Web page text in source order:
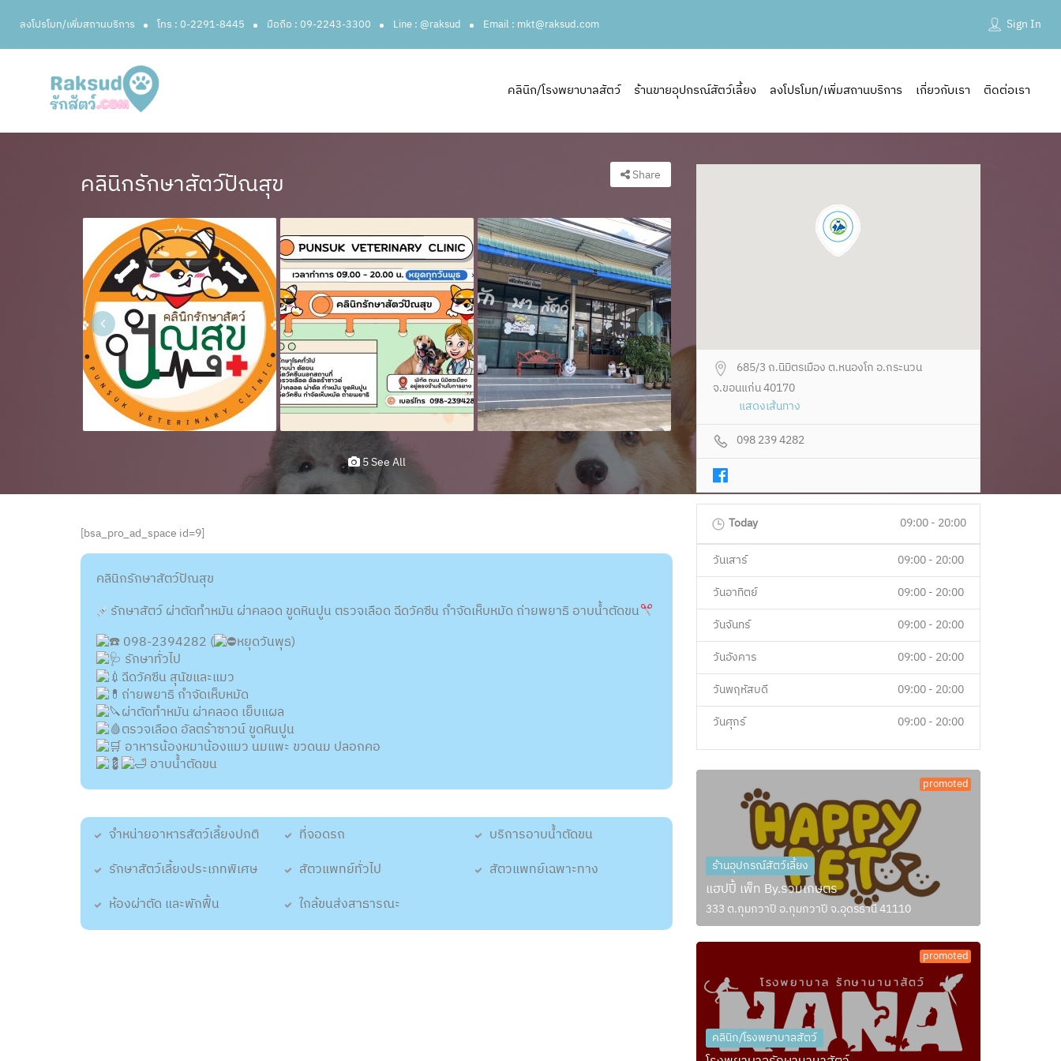
ลงโปรโมท/เพิ่มสถานบริการ โทร : 0-2291-8445 มือถือ : 09-2243-3300 Line : @raksud Email : mkt@raksud.com Sign In
คลินิก/โรงพยาบาลสัตว์ ร้านขายอุปกรณ์สัตว์เลี้ยง ลงโปรโมท/เพิ่มสถานบริการ เกี่ยวกับเรา ติดต่อเรา
คลินิกรักษาสัตว์ปัณสุข Share
5 See All
[bsa_pro_ad_space id=9]
คลินิกรักษาสัตว์ปัณสุข
รักษาสัตว์ ผ่าตัดทำหมัน ผ่าคลอด ขูดหินปูน ตรวจเลือด ฉีดวัคซีน กำจัดเห็บหมัด ถ่ายพยาธิ อาบน้ำตัดขน
098-2394282 (
หยุดวันพุธ)
รักษาทั่วไป
ฉีดวัคซีน สุนัขและแมว
ถ่ายพยาธิ กำจัดเห็บหมัด
ผ่าตัดทำหมัน ผ่าคลอด เย็บแผล
ตรวจเลือด อัลตร้าซาวน์ ขูดหินปูน
อาหารน้องหมาน้องแมว นมแพะ ขวดนม ปลอกคอ
อาบน้ำตัดขน
จำหน่ายอาหารสัตว์เลี้ยงปกติ ที่จอดรถ
บริการอาบน้ำตัดขน
รักษาสัตว์เลี้ยงประเภทพิเศษ
สัตวแพทย์ทั่วไป
สัตวแพทย์เฉพาะทาง
ห้องผ่าตัด และพักฟื้น
ใกล้ขนส่งสาธารณะ
685/3 ถ.นิมิตรเมือง ต.หนองโก อ.กระนวน
จ.ขอนแก่น 40170
แสดงเส้นทาง
098 239 4282
Today 09:00 - 20:00
วันเสาร์
09:00 - 20:00
วันอาทิตย์
09:00 - 20:00
วันจันทร์
09:00 - 20:00
วันอังคาร
09:00 - 20:00
วันพฤหัสบดี
09:00 - 20:00
วันศุกร์
09:00 - 20:00
promoted
ร้านอุปกรณ์สัตว์เลี้ยง
แฮปปี้ เพ็ท By.รวมเกษตร
333 ต.กุมภวาปี อ.กุมภวาปี จ.อุดรธานี 41110
promoted
คลินิก/โรงพยาบาลสัตว์